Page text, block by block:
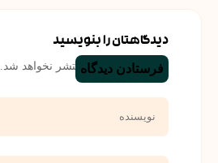
دیدگاهتان را بنویسید
نشانی ایمیل شما منتشر نخواهد شد.